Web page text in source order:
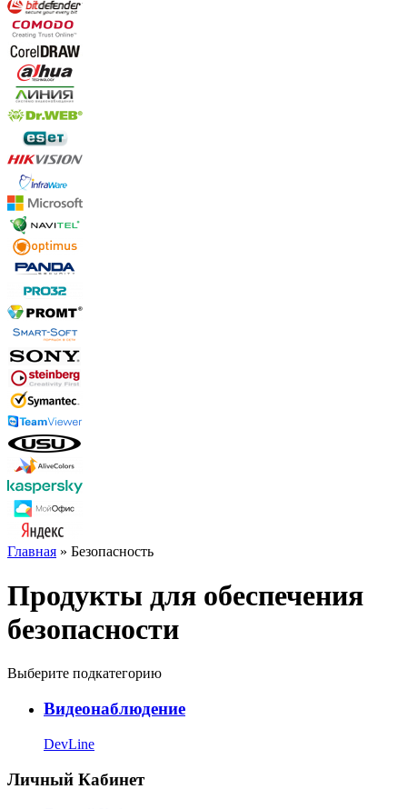
Главная » Безопасность
Продукты для обеспечения
безопасности
Выберите подкатегорию
Видеонаблюдение
DevLine
Личный Кабинет